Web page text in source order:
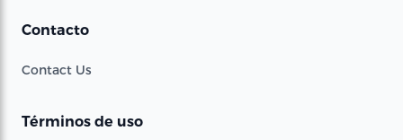
Contacto
Contact Us
Términos de uso